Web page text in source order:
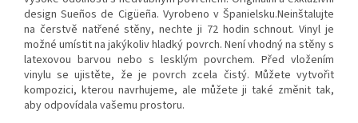
design Sueños de Cigüeña. Vyrobeno v Španielsku.Neinštalujte
na čerstvě natřené stěny, nechte ji 72 hodin schnout. Vinyl je
možné umístit na jakýkoliv hladký povrch. Není vhodný na stěny s
latexovou barvou nebo s lesklým povrchem. Před vložením
vinylu se ujistěte, že je povrch zcela čistý. Můžete vytvořit
kompozici, kterou navrhujeme, ale můžete ji také změnit tak,
aby odpovídala vašemu prostoru.